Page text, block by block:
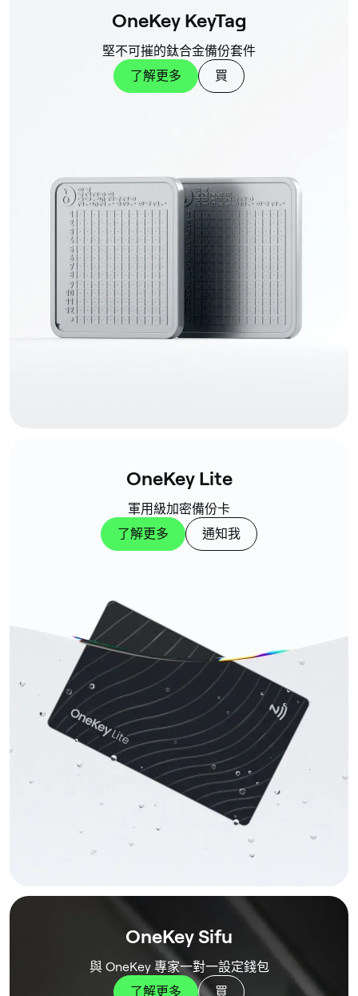
OneKey KeyTag
堅不可摧的鈦合金備份套件
了解更多
買
OneKey Lite
軍用級加密備份卡
了解更多
通知我
OneKey Sifu
與 OneKey 專家一對一設定錢包
了解更多
買